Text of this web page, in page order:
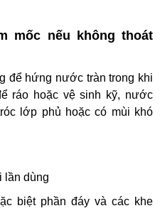
mốc nếu không thoát
để hứng nước tràn trong khi
ráo hoặc vệ sinh kỹ, nước
lớp phủ hoặc có mùi khó
lần dùng
biệt phần đáy và các khe